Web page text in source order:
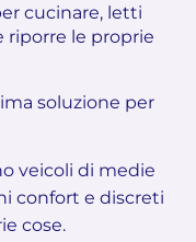
cucinare, letti
riporre le proprie
soluzione per
veicoli di medie
confort e discreti
cose.